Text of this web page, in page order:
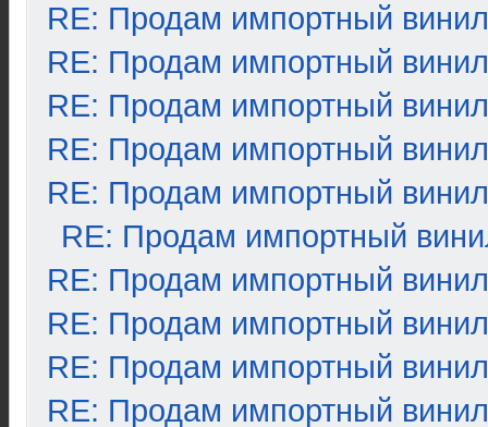
RE: Продам импортный винил
RE: Продам импортный винил
RE: Продам импортный винил
RE: Продам импортный винил
RE: Продам импортный винил
RE: Продам импортный
RE: Продам импортный винил
RE: Продам импортный винил
RE: Продам импортный винил
RE: Продам импортный винил